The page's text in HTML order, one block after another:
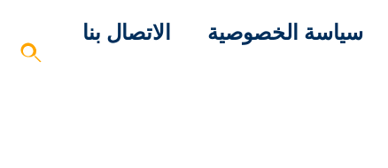
سياسة الخصوصية الاتصال بنا